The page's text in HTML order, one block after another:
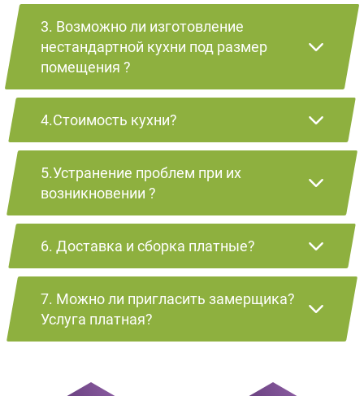
3. Возможно ли изготовление
нестандартной кухни под размер
помещения ?
4.Стоимость кухни?
5.Устранение проблем при их
возникновении ?
6. Доставка и сборка платные?
7. Можно ли пригласить замерщика?
Услуга платная?